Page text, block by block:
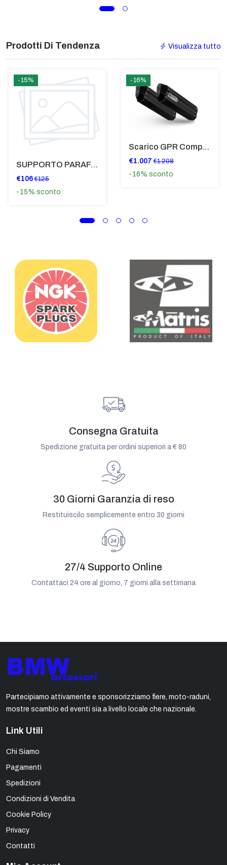
Prodotti Di Tendenza Visualizza tutto
-15%
SUPPORTO PARAFANGO POSTERIORE BMW F900XR
€106 €125
-15% sconto
-16%
Scarico GPR Compatibile Con Bmw K 1600 Gt 2017-2021 - Hyper Sonic Black Titanium
€1.007 €1.208
-16% sconto
Consegna Gratuita
Spedizione gratuita per ordini superiori a € 80
30 Giorni Garanzia di reso
Restituiscilo semplicemente entro 30 giorni
27/4 Supporto Online
Contattaci 24 ore al giorno, 7 giorni alla settimana
Partecipiamo attivamente e sponsorizziamo fiere, moto-raduni,
mostre scambio ed eventi sia a livello locale che nazionale.
Link Utili
Chi Siamo
Pagamenti
Spedizioni
Condizioni di Vendita
Cookie Policy
Privacy
Contatti